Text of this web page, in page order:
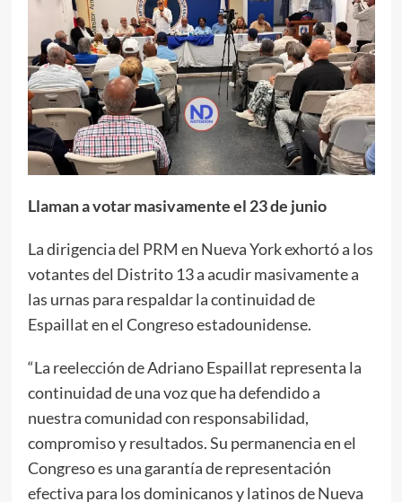
Llaman a votar masivamente el 23 de junio
La dirigencia del PRM en Nueva York exhortó a los
votantes del Distrito 13 a acudir masivamente a
las urnas para respaldar la continuidad de
Espaillat en el Congreso estadounidense.
“La reelección de Adriano Espaillat representa la
continuidad de una voz que ha defendido a
nuestra comunidad con responsabilidad,
compromiso y resultados. Su permanencia en el
Congreso es una garantía de representación
efectiva para los dominicanos y latinos de Nueva